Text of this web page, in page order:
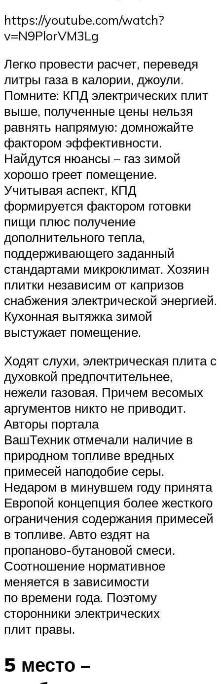
https://youtube.com/watch?
v=N9PlorVM3Lg
Легко провести расчет, переведя
литры газа в калории, джоули.
Помните: КПД электрических плит
выше, полученные цены нельзя
равнять напрямую: домножайте
фактором эффективности.
Найдутся нюансы – газ зимой
хорошо греет помещение.
Учитывая аспект, КПД
формируется фактором готовки
пищи плюс получение
дополнительного тепла,
поддерживающего заданный
стандартами микроклимат. Хозяин
плитки независим от капризов
снабжения электрической энергией.
Кухонная вытяжка зимой
выстужает помещение.
Ходят слухи, электрическая плита с
духовкой предпочтительнее,
нежели газовая. Причем весомых
аргументов никто не приводит.
Авторы портала
ВашТехник отмечали наличие в
природном топливе вредных
примесей наподобие серы.
Недаром в минувшем году принята
Европой концепция более жесткого
ограничения содержания примесей
в топливе. Авто ездят на
пропаново-бутановой смеси.
Соотношение нормативное
меняется в зависимости
по времени года. Поэтому
сторонники электрических
плит правы.
5 место –